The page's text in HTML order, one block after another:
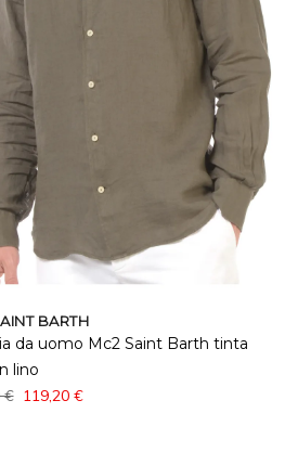
BARTH
da uomo Mc2 Saint Barth tinta
lino
€ 119,20 €